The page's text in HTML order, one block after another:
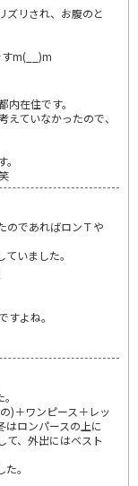
ズリされ、お腹のと
m(__)m
在住です。
ていなかったので、
のであればロンＴや
いました。
よね。
)＋ワンピース＋レッ
はロンパースの上に
て、外出にはベスト
。